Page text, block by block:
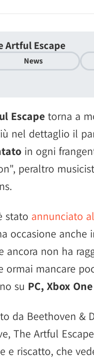
Artful Escape
News
Escape torna a
nel dettaglio il
in ogni
peraltro
stato annunciato
occasione anche
ancora non ha
ormai mancare
su PC, Xbox
da Beethoven &
The Artful
e riscatto, che